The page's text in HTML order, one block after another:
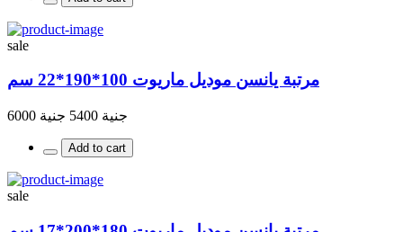
sale
مرتبة يانسن موديل ماريوت 100*190*22 سم
جنية 5400 جنية 6000
Add to cart
sale